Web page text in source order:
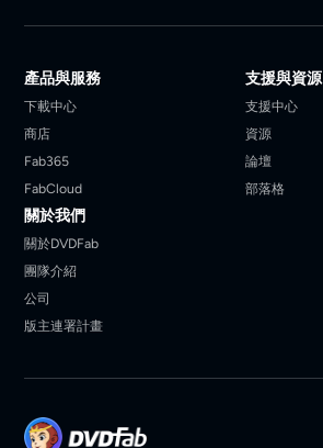
產品與服務
下載中心
商店
Fab365
FabCloud
支援與資源
支援中心
資源
論壇
部落格
關於我們
關於DVDFab
團隊介紹
公司
版主連署計畫